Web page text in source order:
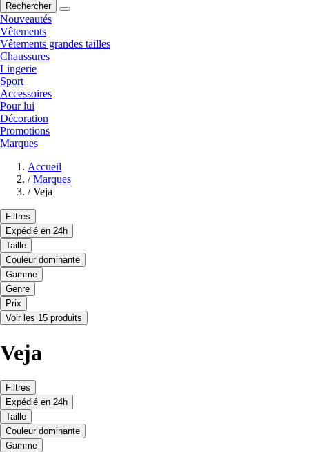
Rechercher
Nouveautés
Vêtements
Vêtements grandes tailles
Chaussures
Lingerie
Sport
Accessoires
Pour lui
Décoration
Promotions
Marques
Accueil
/ Marques
/ Veja
Filtres
Expédié en 24h
Taille
Couleur dominante
Gamme
Genre
Prix
Voir les 15 produits
Veja
Filtres
Expédié en 24h
Taille
Couleur dominante
Gamme